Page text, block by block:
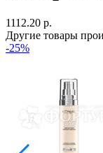
1112.20 р.
Другие товары
-25%